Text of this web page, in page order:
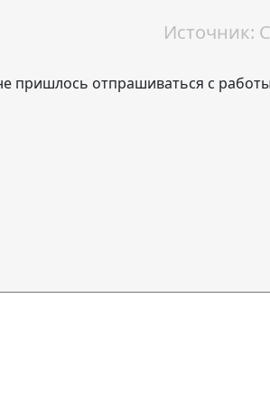
Источник:
пришлось отпрашиваться с